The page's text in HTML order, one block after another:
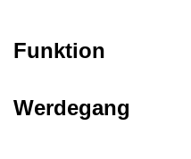
Funktion
Werdegang